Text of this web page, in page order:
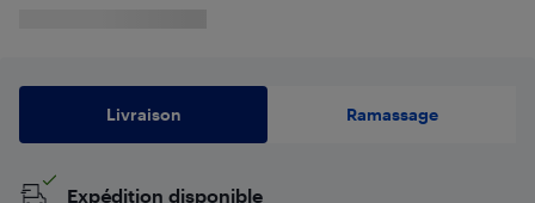
Livraison Ramassage
Expédition disponible